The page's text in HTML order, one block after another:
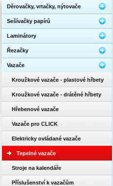
Děrovačky, vrtačky, nýtovače
Sešívačky papírů
Laminátory
Řezačky
Vazače
Kroužkové vazače - plastové hřbety
Kroužkové vazače - drátěné hřbety
Hřebenové vazače
Vazače pro CLICK
Elektricky ovládané vazače
Tepelné vazače
Stroje na kalendáře
Příslušenství k vazačům